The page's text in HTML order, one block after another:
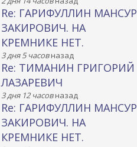
Re: ГАРИФУЛЛИН МАНСУР
ЗАКИРОВИЧ. НА
КРЕМНИКЕ НЕТ.
3 дня 5 часовназад
Re: ТИМАНИН ГРИГОРИЙ
ЛАЗАРЕВИЧ
3 дня 12 часовназад
Re: ГАРИФУЛЛИН МАНСУР
ЗАКИРОВИЧ. НА
КРЕМНИКЕ НЕТ.